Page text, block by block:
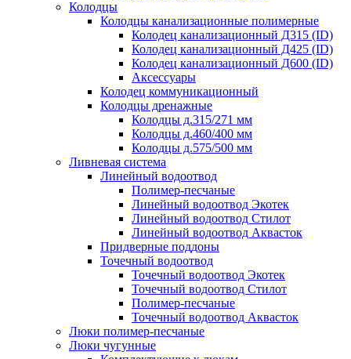
Колодцы
Колодцы канализационные полимерные
Колодец канализационный Д315 (ID)
Колодец канализационный Д425 (ID)
Колодец канализационный Д600 (ID)
Аксессуары
Колодец коммуникационный
Колодцы дренажные
Колодцы д.315/271 мм
Колодцы д.460/400 мм
Колодцы д.575/500 мм
Ливневая система
Линейный водоотвод
Полимер-песчаные
Линейный водоотвод Экотек
Линейный водоотвод Стилот
Линейный водоотвод Аквасток
Придверные поддоны
Точечный водоотвод
Точечный водоотвод Экотек
Точечный водоотвод Стилот
Полимер-песчаные
Точечный водоотвод Аквасток
Люки полимер-песчаные
Люки чугунные